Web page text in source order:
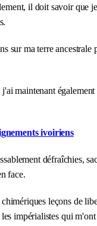
il doit savoir que
ma terre
maintenant
ivoiriens
défraîchies,
face.
leçons de
impérialistes qui